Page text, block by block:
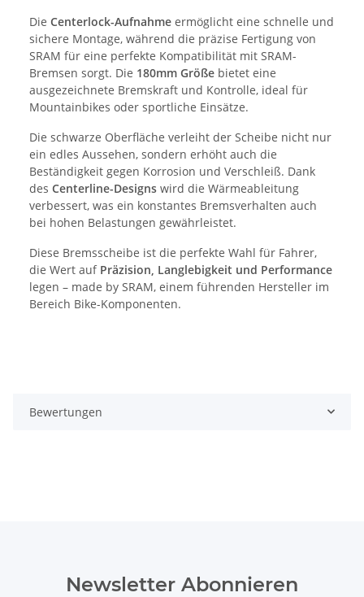
Die Centerlock-Aufnahme ermöglicht eine schnelle und
sichere Montage, während die präzise Fertigung von
SRAM für eine perfekte Kompatibilität mit SRAM-
Bremsen sorgt. Die 180mm Größe bietet eine
ausgezeichnete Bremskraft und Kontrolle, ideal für
Mountainbikes oder sportliche Einsätze.
Die schwarze Oberfläche verleiht der Scheibe nicht nur
ein edles Aussehen, sondern erhöht auch die
Beständigkeit gegen Korrosion und Verschleiß. Dank
des Centerline-Designs wird die Wärmeableitung
verbessert, was ein konstantes Bremsverhalten auch
bei hohen Belastungen gewährleistet.
Diese Bremsscheibe ist die perfekte Wahl für Fahrer,
die Wert auf Präzision, Langlebigkeit und Performance
legen – made by SRAM, einem führenden Hersteller im
Bereich Bike-Komponenten.
Bewertungen
Newsletter Abonnieren